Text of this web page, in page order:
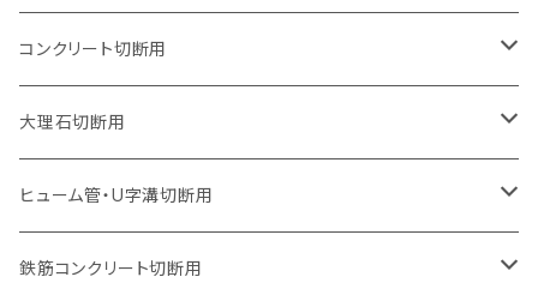
セグメントタイプ
205mm（8インチ）
セグメントタイプ
230mm（9インチ）
セグメントタイプ
305mm（12インチ）
セグメント
355mm（14インチ）
ウェーブタイプ
セグメントタイプ
ウェーブタイプ
180mm（7インチ）
セグメントタイプ
ウェーブタイプ
205mm（8インチ）
セグメントタイプ
ウェーブタイプ
230mm（9インチ）
セグメントタイプ
255mm（10インチ）
ウェーブタイプ
セグメントタイプ
ウェーブタイプ
150mm（6インチ）
セグメントタイプ
ウェーブタイプ
180mm（7インチ）
セグメントタイプ
ウェーブタイプ
205mm（8インチ）
セグメントタイプ
230mm（9インチ）
セグメントタイプ
セグメントタイプ（ビス穴付き
125mm（5インチ）
セグメントタイプ
セグメントタイプ（ビス穴付き
150mm（6インチ）
セグメントタイプ
180mm（7インチ）
セグメントタイプ
205mm（8インチ）
105mm（4インチ）
セグメントタイプ
セグメントタイプ（ビス穴付き
125mm（5インチ）
セグメントタイプ
セグメントタイプ（ビス穴付き
150mm（6インチ）
セグメントタイプ
180mm（7インチ）
コンクリート切断用
105mm（4インチ）
セグメントタイプ
ウェーブタイプ
125mm（5インチ）
セグメントタイプ
150mm（6インチ）
大理石切断用
125mm（5インチ）
ヒューム管・U字溝切断用
105mm（4インチ）
鉄筋コンクリート切断用